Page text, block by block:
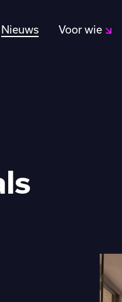
Nieuws Voor wie